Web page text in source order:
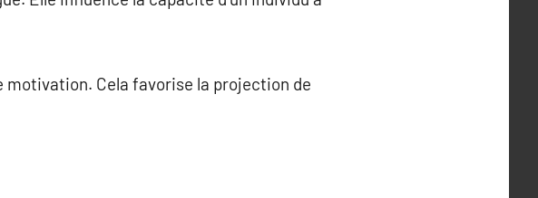
Cela favorise la projection de